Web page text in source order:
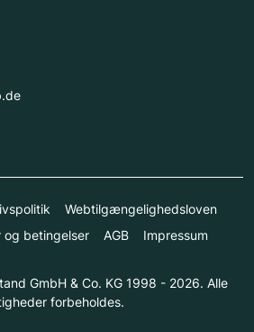
Webtilgængelighedsloven
og betingelser
AGB Impressum
GmbH & Co. KG 1998 - 2026. Alle
forbeholdes.